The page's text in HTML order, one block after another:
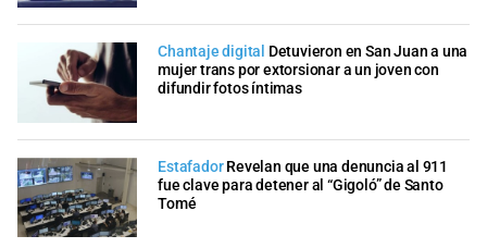
Chantaje digital Detuvieron en San Juan a una
mujer trans por extorsionar a un joven con
difundir fotos íntimas
Estafador Revelan que una denuncia al 911
fue clave para detener al “Gigoló” de Santo
Tomé